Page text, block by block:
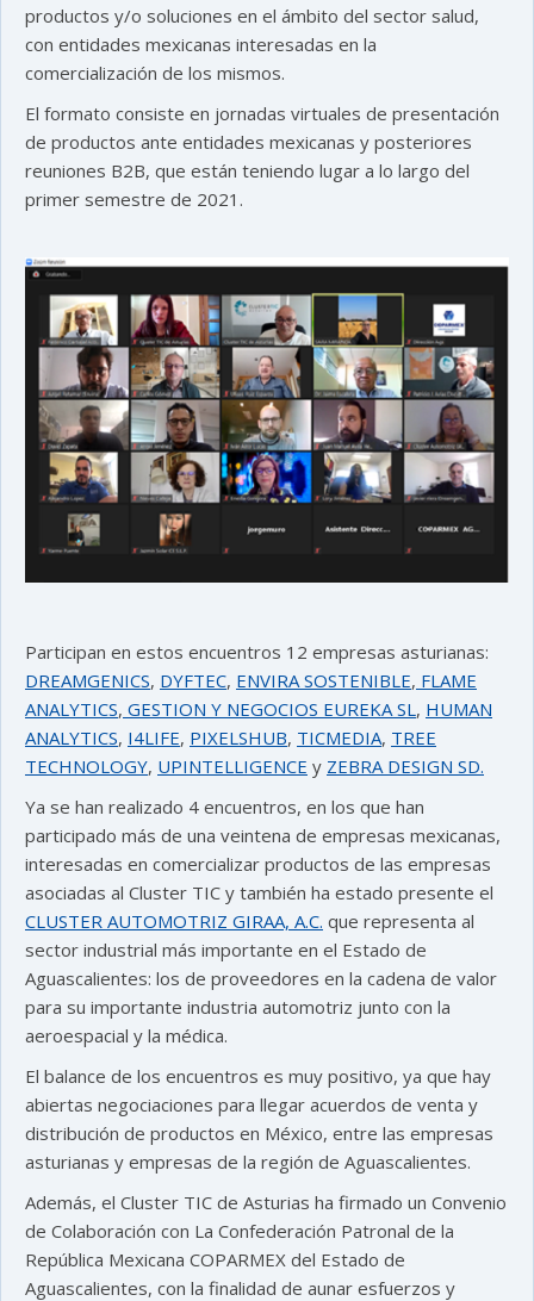
productos y/o soluciones en el ámbito del sector salud,
con entidades mexicanas interesadas en la
comercialización de los mismos.
El formato consiste en jornadas virtuales de presentación
de productos ante entidades mexicanas y posteriores
reuniones B2B, que están teniendo lugar a lo largo del
primer semestre de 2021.
Participan en estos encuentros 12 empresas asturianas:
DREAMGENICS, DYFTEC, ENVIRA SOSTENIBLE, FLAME
ANALYTICS, GESTION Y NEGOCIOS EUREKA SL, HUMAN
ANALYTICS, I4LIFE, PIXELSHUB, TICMEDIA, TREE
TECHNOLOGY, UPINTELLIGENCE y ZEBRA DESIGN SD.
Ya se han realizado 4 encuentros, en los que han
participado más de una veintena de empresas mexicanas,
interesadas en comercializar productos de las empresas
asociadas al Cluster TIC y también ha estado presente el
CLUSTER AUTOMOTRIZ GIRAA, A.C. que representa al
sector industrial más importante en el Estado de
Aguascalientes: los de proveedores en la cadena de valor
para su importante industria automotriz junto con la
aeroespacial y la médica.
El balance de los encuentros es muy positivo, ya que hay
abiertas negociaciones para llegar acuerdos de venta y
distribución de productos en México, entre las empresas
asturianas y empresas de la región de Aguascalientes.
Además, el Cluster TIC de Asturias ha firmado un Convenio
de Colaboración con La Confederación Patronal de la
República Mexicana COPARMEX del Estado de
Aguascalientes, con la finalidad de aunar esfuerzos y